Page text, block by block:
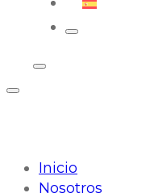
Inicio
Nosotros